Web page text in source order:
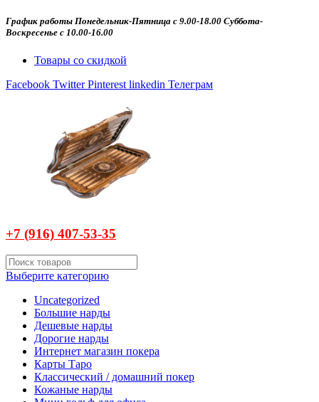
График работы Понедельник-Пятница с 9.00-18.00 Суббота-
Воскресенье с 10.00-16.00
Товары со скидкой
Facebook Twitter Pinterest linkedin Телеграм
+7 (916) 407-53-35
Выберите категорию
Uncategorized
Большие нарды
Дешевые нарды
Дорогие нарды
Интернет магазин покера
Карты Таро
Классический / домашний покер
Кожаные нарды